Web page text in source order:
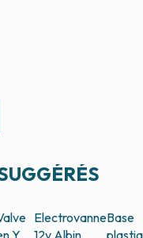
Y
Electrovanne
12v Albin
Base